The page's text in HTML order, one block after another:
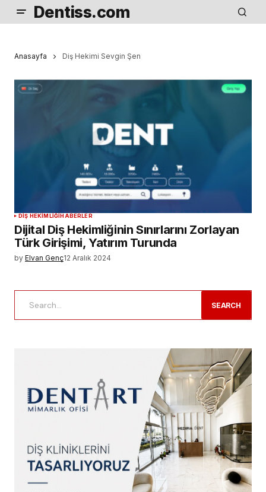
Dentiss.com
Anasayfa Diş Hekimi Sevgin Şen
DIŞ HEKIMLIĞIHABERLER
Dijital Diş Hekimliğinin Sınırlarını Zorlayan
Türk Girişimi, Yatırım Turunda
by Elvan Genç12 Aralık 2024
SEARCH